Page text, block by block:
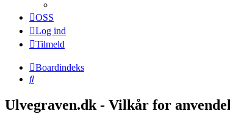
OSS
Log ind
Tilmeld
Boardindeks
Søg
Ulvegraven.dk - Vilkår for